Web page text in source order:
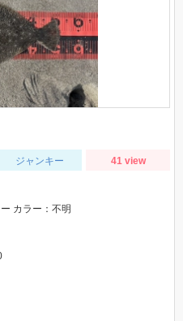
ジャンキー 41 view
カラー：不明